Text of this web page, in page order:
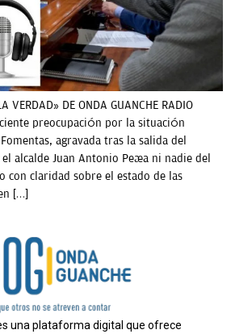
VERDAD» DE ONDA GUANCHE RADIO
preocupación por la situación
agravada tras la salida del
alcalde Juan Antonio Peña ni nadie del
con claridad sobre el estado de las
[…]
una plataforma digital que ofrece